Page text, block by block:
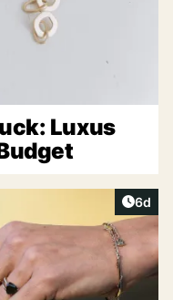
Luxus
6d